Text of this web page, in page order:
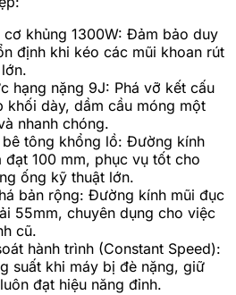
khủng 1300W: Đảm bảo duy
định khi kéo các mũi khoan rút
hạng nặng 9J: Phá vỡ kết cấu
khối dày, dầm cầu móng một
nhanh chóng.
bê tông khổng lồ: Đường kính
100 mm, phục vụ tốt cho
ống kỹ thuật lớn.
bản rộng: Đường kính mũi đục
55mm, chuyên dụng cho việc
cũ.
hành trình (Constant Speed):
suất khi máy bị đè nặng, giữ
đạt hiệu năng đỉnh.